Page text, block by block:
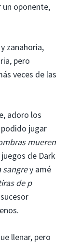
oponente,
zanahoria,
pero
veces de las
adoro los
jugar
mueren
de Dark
y amé
de p
llenar, pero